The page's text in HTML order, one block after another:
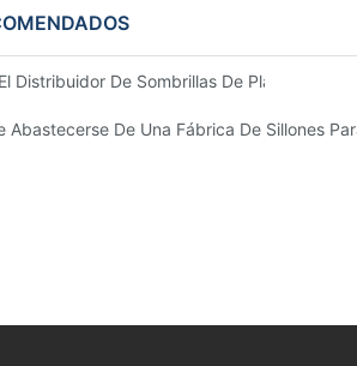
Distribuidor De Sombrillas De Playa
Abastecerse De Una Fábrica De Sillones